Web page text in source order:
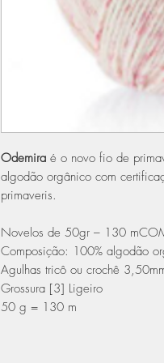
Odemira é o novo fio de
algodão orgânico com
primaveris.
Novelos de 50gr – 130
Composição: 100% algodão
Agulhas tricô ou crochê
Grossura [3] Ligeiro
50 g = 130 m